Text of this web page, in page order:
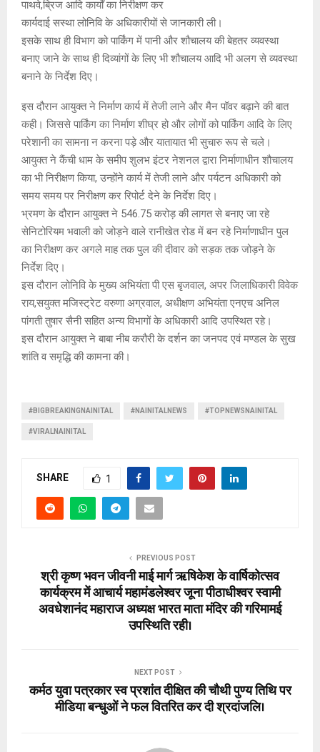
पाथवे,ब्रिज आदि कार्यों का निरीक्षण कर
कार्यदाई सस्था लोनिवि के अधिकारीयों से जानकारी ली।
इसके साथ ही विभाग को पार्किंग में पानी और शौचालय की बेहतर व्यवस्था
बनाए जाने के साथ ही दिव्यांगों के लिए भी शौचालय आदि भी अलग से व्यवस्था
बनाने के निर्देश दिए।
इस दौरान आयुक्त ने निर्माण कार्य में तेजी लाने और मैन पॉवर बढ़ाने की बात
कही। जिससे पार्किंग का निर्माण शीघ्र हो और लोगों को पार्किंग आदि के लिए
परेशानी का सामना न करना पड़े और यातायात भी सुचारु रूप से चले।
आयुक्त ने कैंची धाम के समीप शुलभ इंटर नेशनल द्वारा निर्माणाधीन शौचालय
का भी निरीक्षण किया, उन्होंने कार्य में तेजी लाने और पर्यटन अधिकारी को
समय समय पर निरीक्षण कर रिपोर्ट देने के निर्देश दिए।
भ्रमण के दौरान आयुक्त ने 546.75 करोड़ की लागत से बनाए जा रहे
सेनिटोरियम भवाली को जोड़ने वाले रानीखेत रोड में बन रहे निर्माणाधीन पुल
का निरीक्षण कर अगले माह तक पुल की दीवार को सड़क तक जोड़ने के
निर्देश दिए।
इस दौरान लोनिवि के मुख्य अभियंता पी एस बृजवाल, अपर जिलाधिकारी विवेक
राय,सयुक्त मजिस्ट्रेट वरुणा अग्रवाल, अधीक्षण अभियंता एनएच अनिल
पांगती तुषार सैनी सहित अन्य विभागों के अधिकारी आदि उपस्थित रहे।
इस दौरान आयुक्त ने बाबा नीब करौरी के दर्शन का जनपद एवं मण्डल के सुख
शांति व समृद्धि की कामना की।
#BIGBREAKINGNAINITAL #NAINITALNEWS #TOPNEWSNAINITAL
#VIRALNAINITAL
SHARE 1
PREVIOUS POST
श्री कृष्ण भवन जीवनी माई मार्ग ऋषिकेश के वार्षिकोत्सव
कार्यक्रम में आचार्य महामंडलेश्वर जूना पीठाधीश्वर स्वामी
अवधेशानंद महाराज अध्यक्ष भारत माता मंदिर की गरिमामई
उपस्थिति रही।
NEXT POST
कर्मठ युवा पत्रकार स्व प्रशांत दीक्षित की चौथी पुण्य तिथि पर
मीडिया बन्धुओं ने फल वितरित कर दी श्रदांजलि।